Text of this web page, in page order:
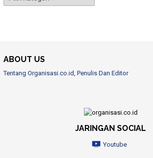
ABOUT US
Tentang Organisasi.co.id, Penulis Dan Editor
JARINGAN SOCIAL
Youtube